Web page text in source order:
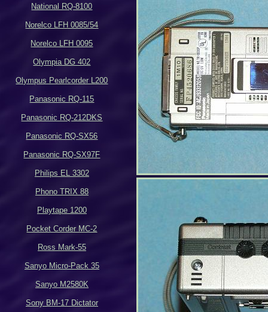
National RQ-8100
Norelco LFH 0085/54
Norelco LFH 0095
Olympia DG 402
Olympus Pearlcorder L200
Panasonic RQ-115
Panasonic RQ-212DKS
Panasonic RQ-SX56
Panasonic RQ-SX97F
Philips EL 3302
Phono TRIX 88
Playtape 1200
Pocket Corder MC-2
Ross Mark-55
Sanyo Micro-Pack 35
Sanyo M2580K
Sony BM-17 Dictator